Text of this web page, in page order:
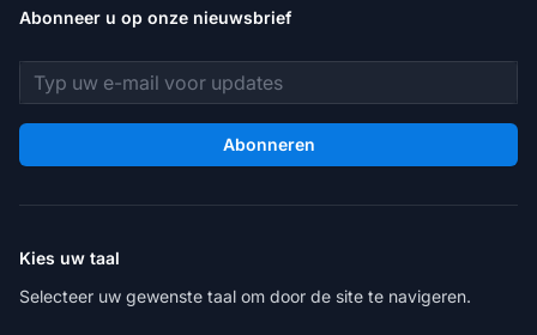
Abonneer u op onze nieuwsbrief
E-mailadres
Abonneren
Kies uw taal
Selecteer uw gewenste taal om door de site te navigeren.